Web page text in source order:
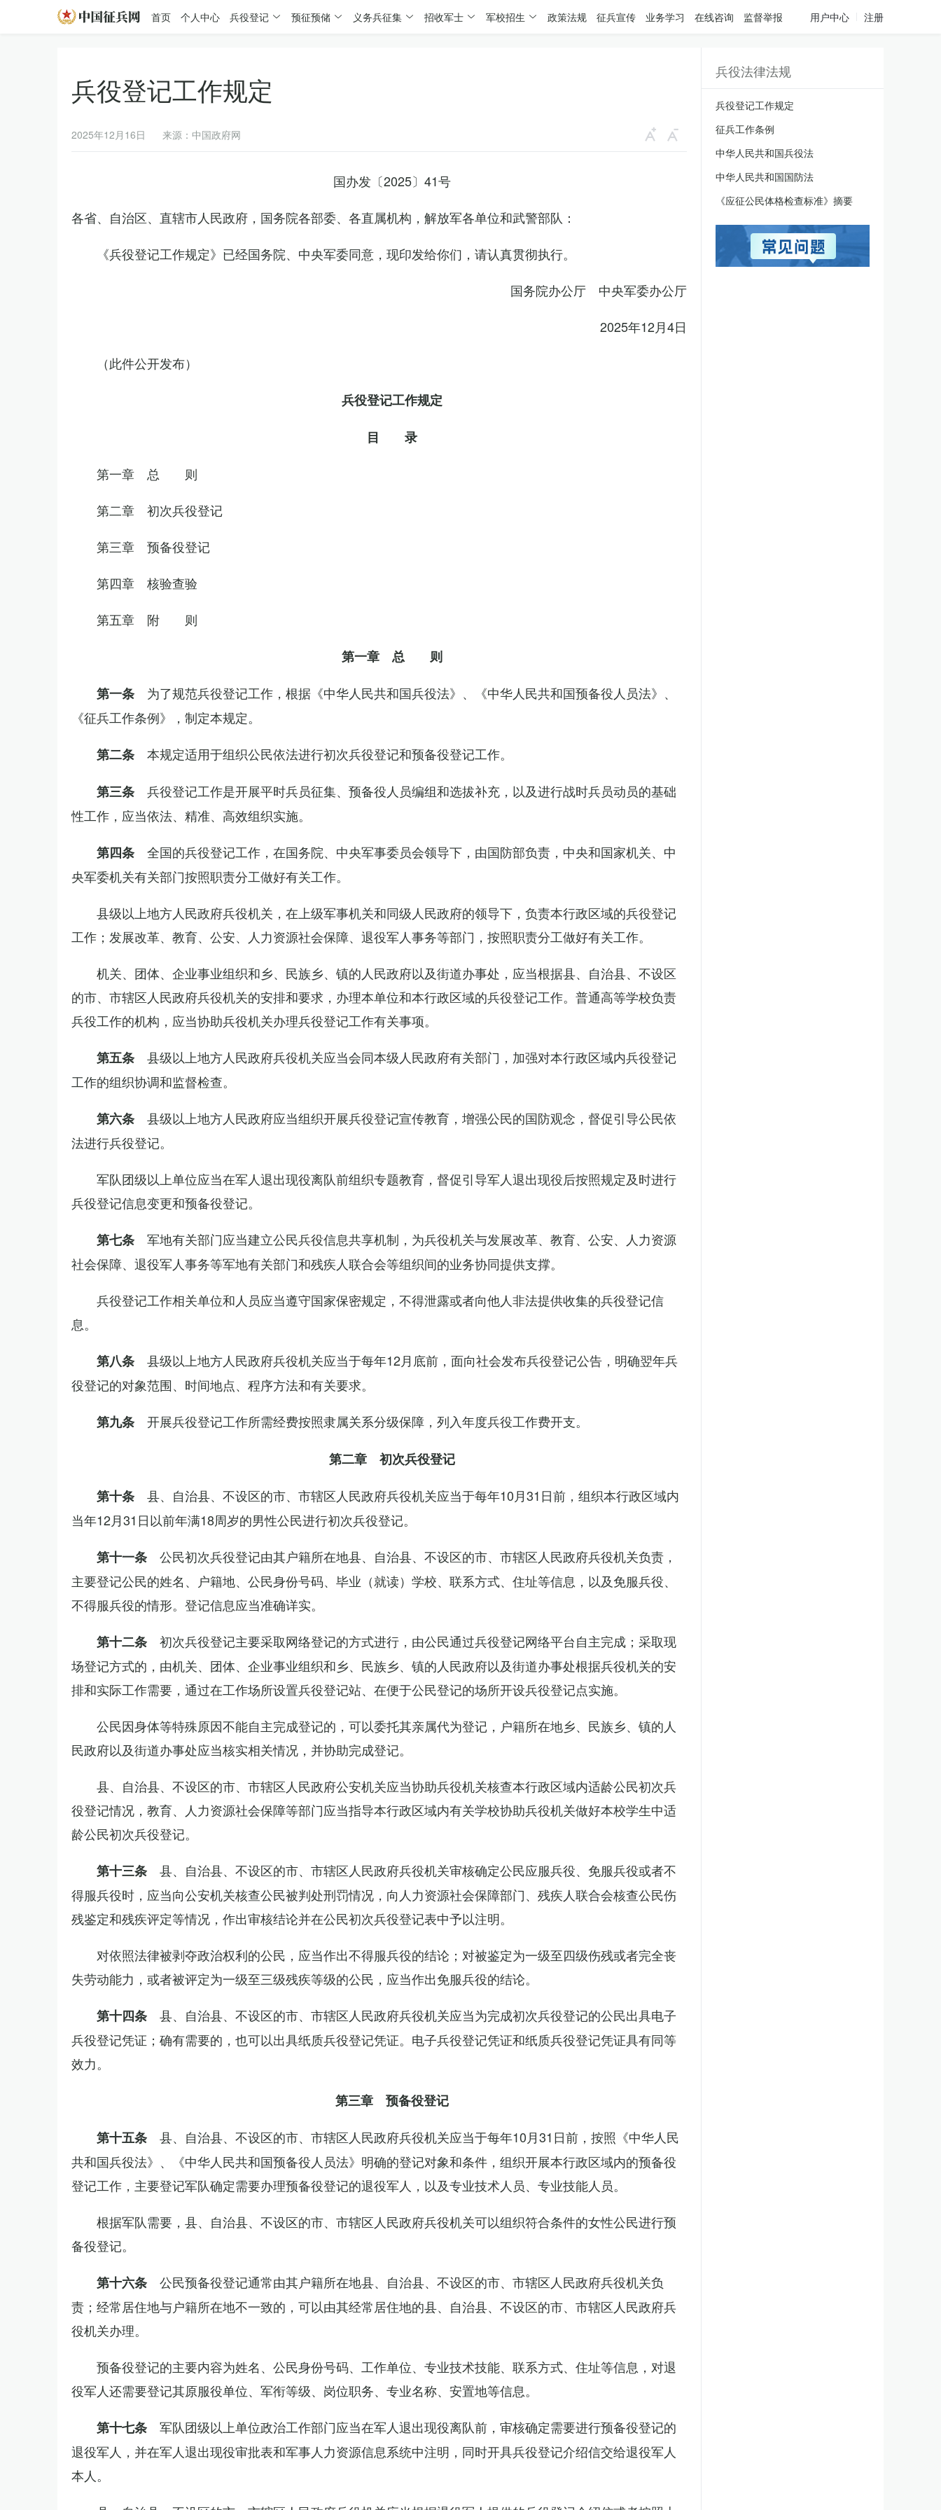
首页 个人中心 兵役登记 预征预储 义务兵征集 招收军士 军校招生 政策法规 征兵宣传 业务学习 在线咨询 监督举报 用户中心 注册
兵役登记工作规定
2025年12月16日 来源：中国政府网
国办发〔2025〕41号
各省、自治区、直辖市人民政府，国务院各部委、各直属机构，解放军各单位和武警部队：
《兵役登记工作规定》已经国务院、中央军委同意，现印发给你们，请认真贯彻执行。
国务院办公厅 中央军委办公厅
2025年12月4日
（此件公开发布）
兵役登记工作规定
目 录
第一章 总 则
第二章 初次兵役登记
第三章 预备役登记
第四章 核验查验
第五章 附 则
第一章 总 则
第一条 为了规范兵役登记工作，根据《中华人民共和国兵役法》、《中华人民共和国预备役人员法》、
《征兵工作条例》，制定本规定。
第二条 本规定适用于组织公民依法进行初次兵役登记和预备役登记工作。
第三条 兵役登记工作是开展平时兵员征集、预备役人员编组和选拔补充，以及进行战时兵员动员的基础
性工作，应当依法、精准、高效组织实施。
第四条 全国的兵役登记工作，在国务院、中央军事委员会领导下，由国防部负责，中央和国家机关、中
央军委机关有关部门按照职责分工做好有关工作。
县级以上地方人民政府兵役机关，在上级军事机关和同级人民政府的领导下，负责本行政区域的兵役登记
工作；发展改革、教育、公安、人力资源社会保障、退役军人事务等部门，按照职责分工做好有关工作。
机关、团体、企业事业组织和乡、民族乡、镇的人民政府以及街道办事处，应当根据县、自治县、不设区
的市、市辖区人民政府兵役机关的安排和要求，办理本单位和本行政区域的兵役登记工作。普通高等学校负责
兵役工作的机构，应当协助兵役机关办理兵役登记工作有关事项。
第五条 县级以上地方人民政府兵役机关应当会同本级人民政府有关部门，加强对本行政区域内兵役登记
工作的组织协调和监督检查。
第六条 县级以上地方人民政府应当组织开展兵役登记宣传教育，增强公民的国防观念，督促引导公民依
法进行兵役登记。
军队团级以上单位应当在军人退出现役离队前组织专题教育，督促引导军人退出现役后按照规定及时进行
兵役登记信息变更和预备役登记。
第七条 军地有关部门应当建立公民兵役信息共享机制，为兵役机关与发展改革、教育、公安、人力资源
社会保障、退役军人事务等军地有关部门和残疾人联合会等组织间的业务协同提供支撑。
兵役登记工作相关单位和人员应当遵守国家保密规定，不得泄露或者向他人非法提供收集的兵役登记信
息。
第八条 县级以上地方人民政府兵役机关应当于每年12月底前，面向社会发布兵役登记公告，明确翌年兵
役登记的对象范围、时间地点、程序方法和有关要求。
第九条 开展兵役登记工作所需经费按照隶属关系分级保障，列入年度兵役工作费开支。
第二章 初次兵役登记
第十条 县、自治县、不设区的市、市辖区人民政府兵役机关应当于每年10月31日前，组织本行政区域内
当年12月31日以前年满18周岁的男性公民进行初次兵役登记。
第十一条 公民初次兵役登记由其户籍所在地县、自治县、不设区的市、市辖区人民政府兵役机关负责，
主要登记公民的姓名、户籍地、公民身份号码、毕业（就读）学校、联系方式、住址等信息，以及免服兵役、
不得服兵役的情形。登记信息应当准确详实。
第十二条 初次兵役登记主要采取网络登记的方式进行，由公民通过兵役登记网络平台自主完成；采取现
场登记方式的，由机关、团体、企业事业组织和乡、民族乡、镇的人民政府以及街道办事处根据兵役机关的安
排和实际工作需要，通过在工作场所设置兵役登记站、在便于公民登记的场所开设兵役登记点实施。
公民因身体等特殊原因不能自主完成登记的，可以委托其亲属代为登记，户籍所在地乡、民族乡、镇的人
民政府以及街道办事处应当核实相关情况，并协助完成登记。
县、自治县、不设区的市、市辖区人民政府公安机关应当协助兵役机关核查本行政区域内适龄公民初次兵
役登记情况，教育、人力资源社会保障等部门应当指导本行政区域内有关学校协助兵役机关做好本校学生中适
龄公民初次兵役登记。
第十三条 县、自治县、不设区的市、市辖区人民政府兵役机关审核确定公民应服兵役、免服兵役或者不
得服兵役时，应当向公安机关核查公民被判处刑罚情况，向人力资源社会保障部门、残疾人联合会核查公民伤
残鉴定和残疾评定等情况，作出审核结论并在公民初次兵役登记表中予以注明。
对依照法律被剥夺政治权利的公民，应当作出不得服兵役的结论；对被鉴定为一级至四级伤残或者完全丧
失劳动能力，或者被评定为一级至三级残疾等级的公民，应当作出免服兵役的结论。
第十四条 县、自治县、不设区的市、市辖区人民政府兵役机关应当为完成初次兵役登记的公民出具电子
兵役登记凭证；确有需要的，也可以出具纸质兵役登记凭证。电子兵役登记凭证和纸质兵役登记凭证具有同等
效力。
第三章 预备役登记
第十五条 县、自治县、不设区的市、市辖区人民政府兵役机关应当于每年10月31日前，按照《中华人民
共和国兵役法》、《中华人民共和国预备役人员法》明确的登记对象和条件，组织开展本行政区域内的预备役
登记工作，主要登记军队确定需要办理预备役登记的退役军人，以及专业技术人员、专业技能人员。
根据军队需要，县、自治县、不设区的市、市辖区人民政府兵役机关可以组织符合条件的女性公民进行预
备役登记。
第十六条 公民预备役登记通常由其户籍所在地县、自治县、不设区的市、市辖区人民政府兵役机关负
责；经常居住地与户籍所在地不一致的，可以由其经常居住地的县、自治县、不设区的市、市辖区人民政府兵
役机关办理。
预备役登记的主要内容为姓名、公民身份号码、工作单位、专业技术技能、联系方式、住址等信息，对退
役军人还需要登记其原服役单位、军衔等级、岗位职务、专业名称、安置地等信息。
第十七条 军队团级以上单位政治工作部门应当在军人退出现役离队前，审核确定需要进行预备役登记的
退役军人，并在军人退出现役审批表和军事人力资源信息系统中注明，同时开具兵役登记介绍信交给退役军人
本人。
兵役法律法规
兵役登记工作规定
征兵工作条例
中华人民共和国兵役法
中华人民共和国国防法
《应征公民体格检查标准》摘要